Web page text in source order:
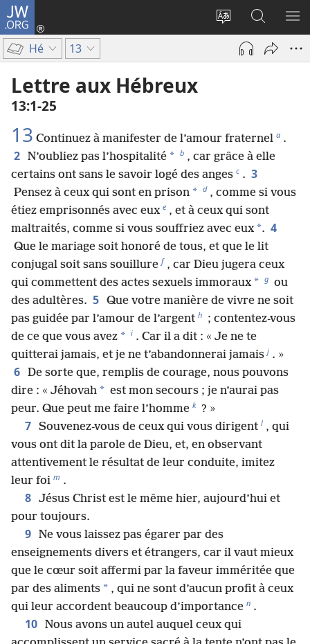
JW.ORG
Changer
langue
Se
connecter
sur
JW.ORG
Hé 13
Lettre aux Hébreux
13​:​1-25
13 Continuez à manifester de l’amour fraternel a .
2 N’oubliez pas l’hospitalité * b , car grâce à elle
certains ont sans le savoir logé des anges c . 3
Pensez à ceux qui sont en prison * d , comme si vous
étiez emprisonnés avec eux e , et à ceux qui sont
maltraités, comme si vous souffriez avec eux *. 4
Que le mariage soit honoré de tous, et que le lit
conjugal soit sans souillure f , car Dieu jugera ceux
qui commettent des actes sexuels immoraux * g ou
des adultères. 5 Que votre manière de vivre ne soit
pas guidée par l’amour de l’argent h ; contentez-vous
de ce que vous avez * i . Car il a dit : « Je ne te
quitterai jamais, et je ne t’abandonnerai jamais j . »
6 De sorte que, remplis de courage, nous pouvons
dire : « Jéhovah * est mon secours ; je n’aurai pas
peur. Que peut me faire l’homme k ? »
7 Souvenez-vous de ceux qui vous dirigent l , qui
vous ont dit la parole de Dieu, et, en observant
attentivement le résultat de leur conduite, imitez
leur foi m .
8 Jésus Christ est le même hier, aujourd’hui et
pour toujours.
9 Ne vous laissez pas égarer par des
enseignements divers et étrangers, car il vaut mieux
que le cœur soit affermi par la faveur imméritée que
par des aliments * , qui ne sont d’aucun profit à ceux
qui leur accordent beaucoup d’importance n .
10 Nous avons un autel auquel ceux qui